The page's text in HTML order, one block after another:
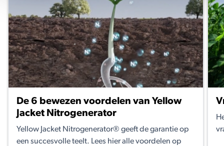
De 6 bewezen voordelen van Yellow
Jacket Nitrogenerator
Yellow Jacket Nitrogenerator® geeft de garantie op
een succesvolle teelt. Lees hier alle voordelen op